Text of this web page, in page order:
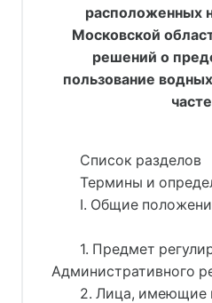
расположенных
Московской
решений о
пользование
Список разделов
Термины и
I. Общие
1. Предмет
Административного
2. Лица, имеющие